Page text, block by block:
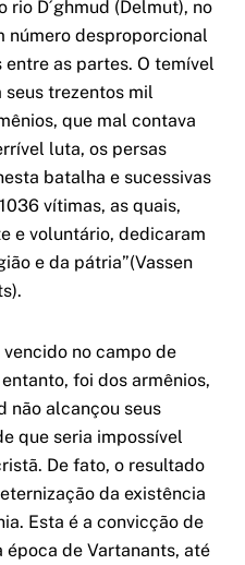
rio D´ghmud (Delmut), no
número desproporcional
as partes. O temível
trezentos mil
que mal contava
luta, os persas
batalha e sucessivas
vítimas, as quais,
e voluntário, dedicaram
e da pátria”(Vassen
.
no campo de
foi dos armênios,
não alcançou seus
que seria impossível
De fato, o resultado
da existência
Esta é a convicção de
época de Vartanants, até